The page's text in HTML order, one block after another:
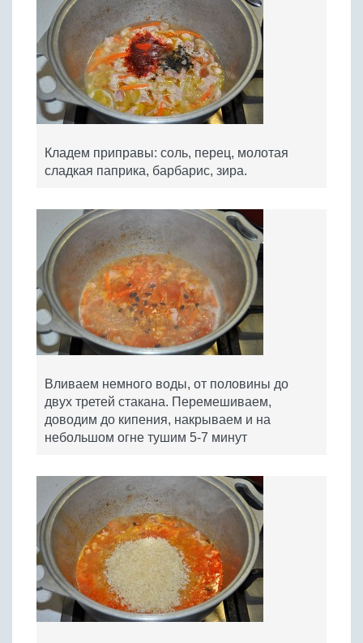
Кладем приправы: соль, перец, молотая
сладкая паприка, барбарис, зира.
Вливаем немного воды, от половины до
двух третей стакана. Перемешиваем,
доводим до кипения, накрываем и на
небольшом огне тушим 5-7 минут